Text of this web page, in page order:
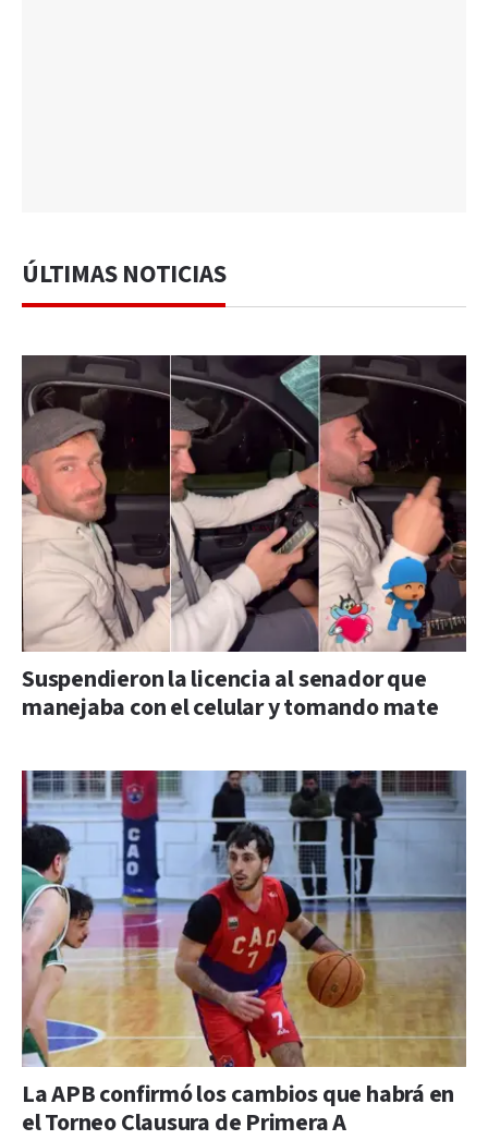
ÚLTIMAS NOTICIAS
Suspendieron la licencia al senador que
manejaba con el celular y tomando mate
La APB confirmó los cambios que habrá en
el Torneo Clausura de Primera A